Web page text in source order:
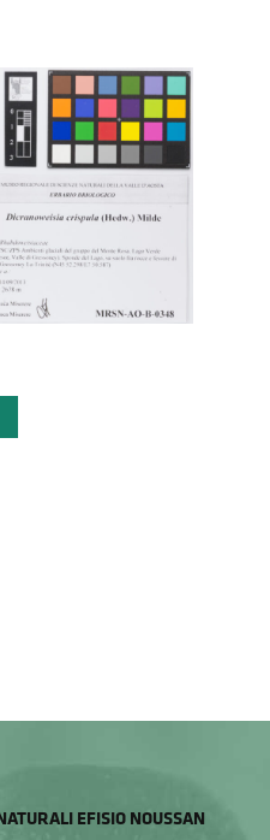
EFISIO NOUSSAN